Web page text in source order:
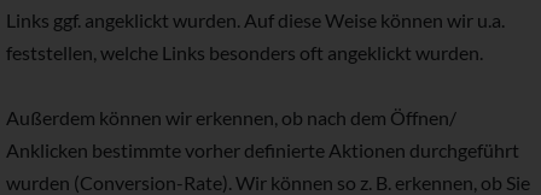
Links ggf. angeklickt wurden. Auf diese Weise können wir u.a.
feststellen, welche Links besonders oft angeklickt wurden.
Außerdem können wir erkennen, ob nach dem Öffnen/
Anklicken bestimmte vorher definierte Aktionen durchgeführt
wurden (Conversion-Rate). Wir können so z. B. erkennen, ob Sie